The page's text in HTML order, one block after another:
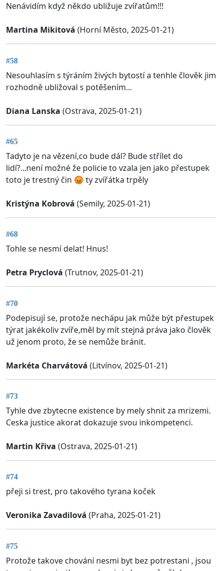
Nenávidím když někdo ubližuje zvířatům!!!
Martina Mikitová (Horní Město, 2025-01-21)
#58
Nesouhlasím s týráním živých bytostí a tenhle člověk jim
rozhodně ubližoval s potěšením...
Diana Lanska (Ostrava, 2025-01-21)
#65
Tadyto je na vězení,co bude dál? Bude střílet do
lidí?...není možné že policie to vzala jen jako přestupek
toto je trestný čin 😡 ty zvířátka trpěly
Kristýna Kobrová (Semily, 2025-01-21)
#68
Tohle se nesmí delat! Hnus!
Petra Pryclová (Trutnov, 2025-01-21)
#70
Podepisují se, protože nechápu jak může být přestupek
týrat jakékoliv zvíře,měl by mít stejná práva jako člověk
už jenom proto, že se nemůže bránit.
Markéta Charvátová (Litvínov, 2025-01-21)
#73
Tyhle dve zbytecne existence by mely shnit za mrizemi.
Ceska justice akorat dokazuje svou inkompetenci.
Martin Křiva (Ostrava, 2025-01-21)
#74
přeji si trest, pro takového tyrana koček
Veronika Zavadilová (Praha, 2025-01-21)
#75
Protože takove chování nesmi byt bez potrestani , jsou